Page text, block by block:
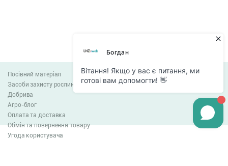
Посівний матеріал
Засоби захисту рослин
Добрива
Агро-блог
Оплата та доставка
Обмін та повернення товару
Угода користувача